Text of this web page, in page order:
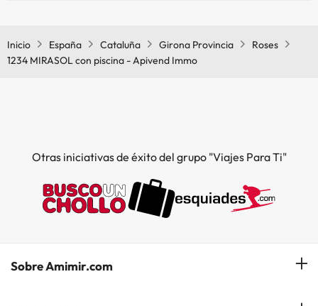
Inicio
España Cataluña Girona Provincia
Roses
1234 MIRASOL con piscina - Apivend Immo
Otras iniciativas de éxito del grupo "Viajes Para Ti"
Sobre Amimir.com